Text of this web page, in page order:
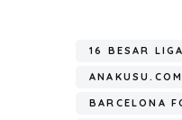
ok
ar
e
16 BESAR
ANAKUSU.COM
BARCELONA